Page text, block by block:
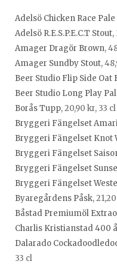
Adelsö Chicken Race Pale
Adelsö R.E.S.P.E.C.T Stout,
Amager Dragör Brown,
Amager Sundby Stout,
Beer Studio Flip Side Oat
Beer Studio Long Play
Borås Tupp, 20,90 kr, 33 cl
Bryggeri Fängelset
Bryggeri Fängelset Knot
Bryggeri Fängelset
Bryggeri Fängelset
Bryggeri Fängelset
Byaregårdens Påsk,
Båstad Premiumöl
Charlis Kristianstad 400
Dalarado
33 cl